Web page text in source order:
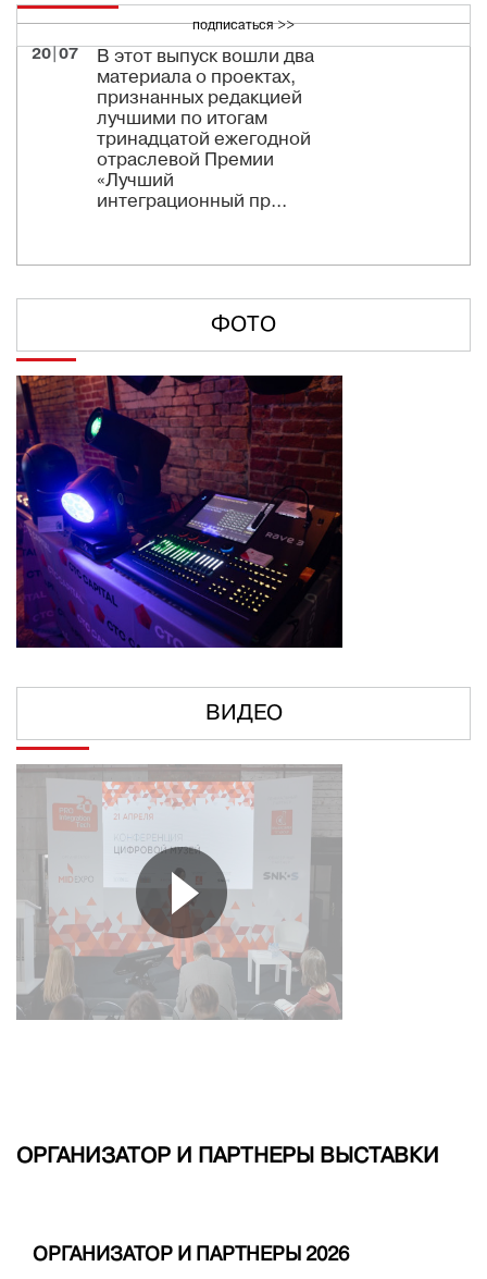
подписаться >>
20|07
В этот выпуск вошли два
материала о проектах,
признанных редакцией
лучшими по итогам
тринадцатой ежегодной
отраслевой Премии
«Лучший
интеграционный пр...
ФОТО
ВИДЕО
ОРГАНИЗАТОР И ПАРТНЕРЫ ВЫСТАВКИ
ОРГАНИЗАТОР И ПАРТНЕРЫ 2026